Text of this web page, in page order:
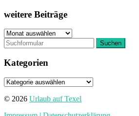
weitere Beiträge
weitere
Beiträge
Kategorien
Kategorien
© 2026 Urlaub auf Texel